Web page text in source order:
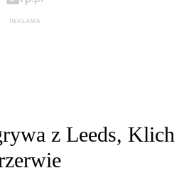
z Leeds, Klich